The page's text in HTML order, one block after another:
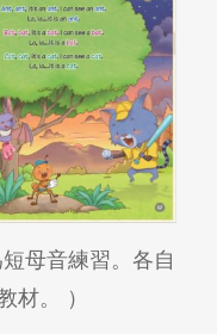
母音練習。各自
材。 ）